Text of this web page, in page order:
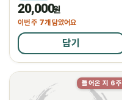
냉장
20,000원
이번 주 7개 담았어요
담기
들어온 지 6주